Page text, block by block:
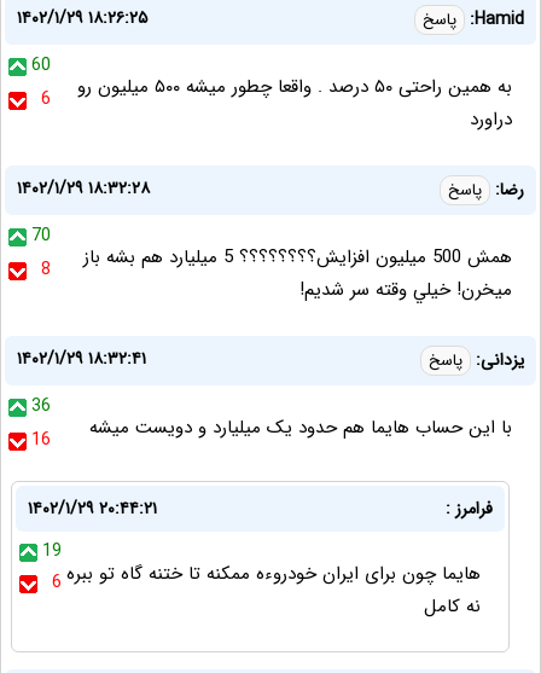
Hamid: پاسخ
۱۴۰۲/۱/۲۹ ۱۸:۲۶:۲۵
60
6
به همین راحتی ۵۰ درصد . واقعا چطور میشه ۵۰۰ میلیون رو
دراورد
رضا: پاسخ
۱۴۰۲/۱/۲۹ ۱۸:۳۲:۲۸
70
8
همش 500 میلیون افزایش؟؟؟؟؟؟؟؟ 5 میلیارد هم بشه باز
میخرن! خيلي وقته سر شدیم!
یزدانی: پاسخ
۱۴۰۲/۱/۲۹ ۱۸:۳۲:۴۱
36
16
با این حساب هایما هم حدود یک میلیارد و دویست میشه
فرامرز :
۱۴۰۲/۱/۲۹ ۲۰:۴۴:۲۱
19
6 هایما چون برای ایران خودروءه ممکنه تا ختنه گاه تو ببره
نه کامل